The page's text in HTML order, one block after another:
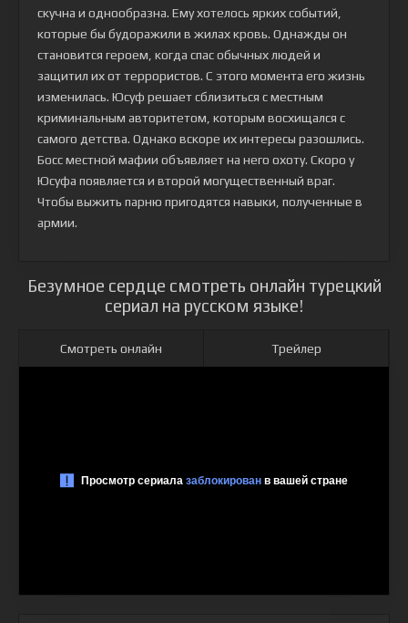
скучна и однообразна. Ему хотелось ярких событий,
которые бы будоражили в жилах кровь. Однажды он
становится героем, когда спас обычных людей и
защитил их от террористов. С этого момента его жизнь
изменилась. Юсуф решает сблизиться с местным
криминальным авторитетом, которым восхищался с
самого детства. Однако вскоре их интересы разошлись.
Босс местной мафии объявляет на него охоту. Скоро у
Юсуфа появляется и второй могущественный враг.
Чтобы выжить парню пригодятся навыки, полученные в
армии.
Безумное сердце смотреть онлайн турецкий
сериал на русском языке!
Смотреть онлайн Трейлер